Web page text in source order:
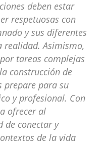
deben estar
respetuosas con
y sus diferentes
realidad. Asimismo,
tareas complejas
construcción de
prepare para su
y profesional. Con
ofrecer al
de conectar y
de la vida